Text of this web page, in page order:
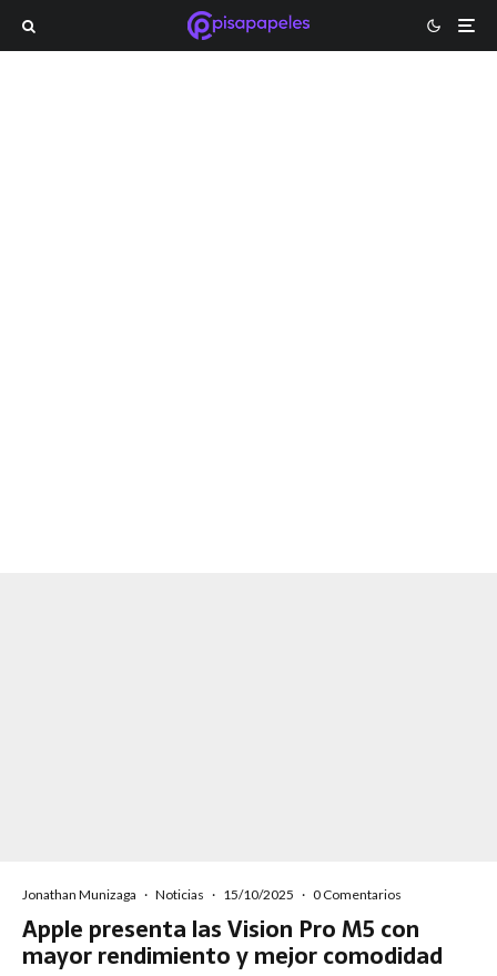
Jonathan Munizaga · Noticias · 15/10/2025 · 0 Comentarios
Apple presenta las Vision Pro M5 con
mayor rendimiento y mejor comodidad